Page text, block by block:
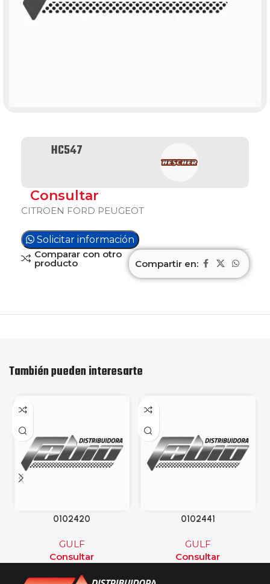
HC547
Consultar
CITROEN FORD PEUGEOT
Solicitar información
Comparar con otro
producto Compartir en:
También pueden interesarte
0102420
GULF
Consultar
0102441
GULF
Consultar